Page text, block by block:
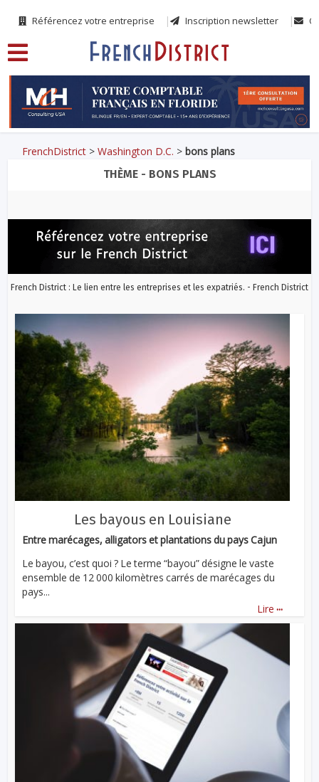
Référencez votre entreprise Inscription newsletter
FrenchDistrict >Washington D.C. >bons plans
THÈME - BONS PLANS
French District : Le lien entre les entreprises et les expatriés. - French District
Les bayous en Louisiane
Entre marécages, alligators et plantations du pays Cajun
Le bayou, c’est quoi ? Le terme “bayou” désigne le vaste
ensemble de 12 000 kilomètres carrés de marécages du
pays...
Lire ...